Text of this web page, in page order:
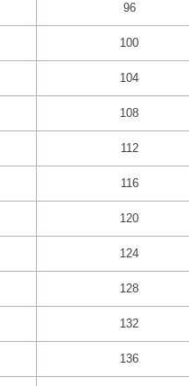
96
100
104
108
112
116
120
124
128
132
136